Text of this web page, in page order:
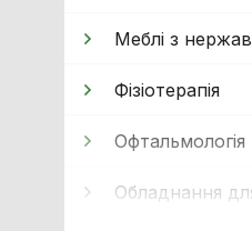
Меблі з
Фізіотерапія
Офтальмологія
Обладнання